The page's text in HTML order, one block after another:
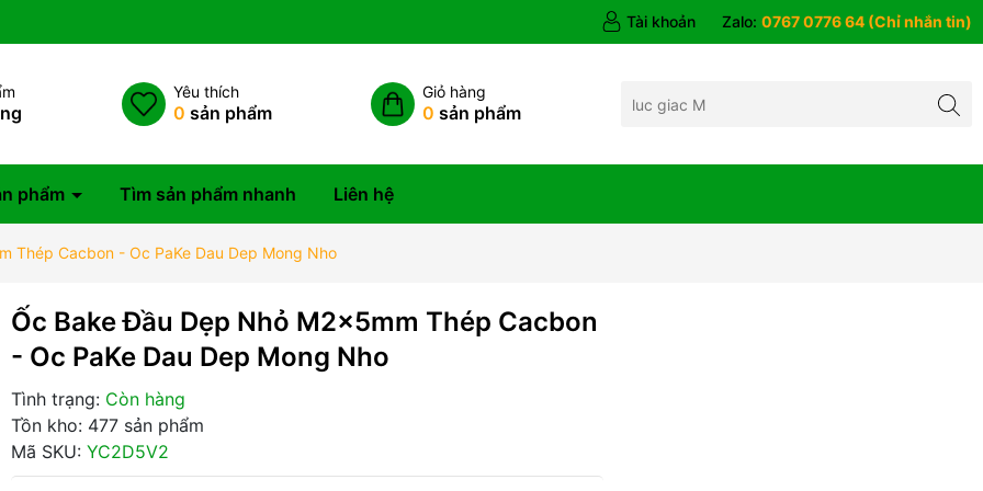
Tài khoản Zalo: 0767 0776 64 (Chỉ nhắn tin)
Yêu thích
0 sản phẩm
Giỏ hàng
0 sản phẩm
phẩm Tìm sản phẩm nhanh Liên hệ
Thép Cacbon - Oc PaKe Dau Dep Mong Nho
Ốc Bake Đầu Dẹp Nhỏ M2x5mm Thép Cacbon
- Oc PaKe Dau Dep Mong Nho
Tình trạng: Còn hàng
Tồn kho: 477 sản phẩm
Mã SKU: YC2D5V2